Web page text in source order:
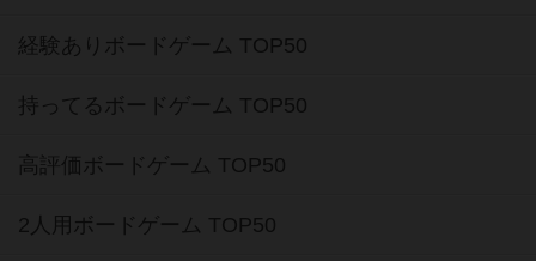
経験ありボードゲーム TOP50
持ってるボードゲーム TOP50
高評価ボードゲーム TOP50
2人用ボードゲーム TOP50